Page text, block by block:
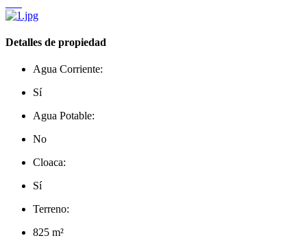
Detalles de propiedad
Agua Corriente:
Sí
Agua Potable:
No
Cloaca:
Sí
Terreno:
825 m²